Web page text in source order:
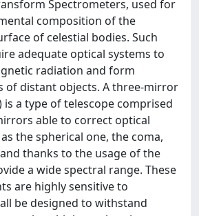
Spectrometers, used for
composition of the
of celestial bodies. Such
adequate optical systems to
radiation and form
of distant objects. A three-mirror
is a type of telescope comprised
able to correct optical
the spherical one, the coma,
thanks to the usage of the
a wide spectral range. These
are highly sensitive to
be designed to withstand